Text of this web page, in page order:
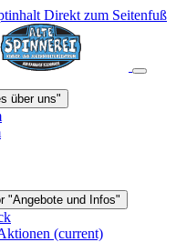
Direkt zum Seitenfuß
über uns"
"Angebote und Infos"
(current)